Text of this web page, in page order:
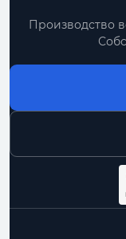
Производство